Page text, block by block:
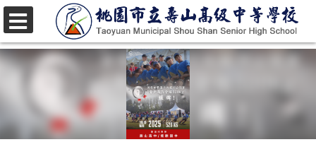
跳
至
主
內
容
選
單